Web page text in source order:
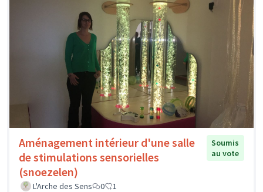
Aménagement intérieur d'une salle
de stimulations sensorielles
(snoezelen)
Soumis
au vote
L'Arche des Sens 0 1